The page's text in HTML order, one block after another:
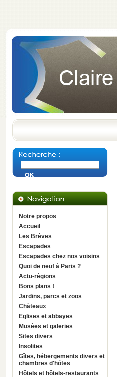
Notre propos
Accueil
Les Brèves
Escapades
Escapades chez nos voisins
Quoi de neuf à Paris ?
Actu-régions
Bons plans !
Jardins, parcs et zoos
Châteaux
Eglises et abbayes
Musées et galeries
Sites divers
Insolites
Gîtes, hébergements divers et
chambres d'hôtes
Hôtels et hôtels-restaurants